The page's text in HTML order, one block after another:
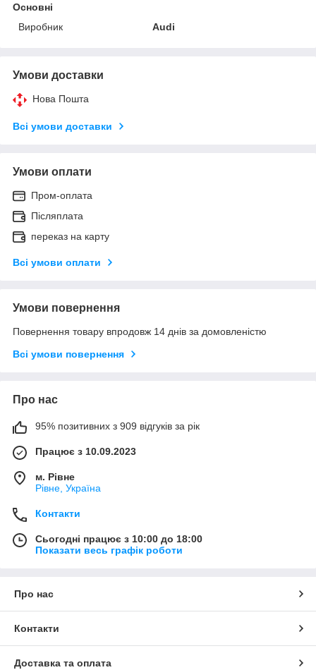
Основні
Виробник
Audi
Умови доставки
Нова Пошта
Всі умови доставки
Умови оплати
Пром-оплата
Післяплата
переказ на карту
Всі умови оплати
Умови повернення
Повернення товару впродовж 14 днів за домовленістю
Всі умови повернення
Про нас
95% позитивних з 909 відгуків за рік
Працює з 10.09.2023
м. Рівне
Рівне, Україна
Контакти
Сьогодні працює з 10:00 до 18:00
Показати весь графік роботи
Про нас
Контакти
Доставка та оплата